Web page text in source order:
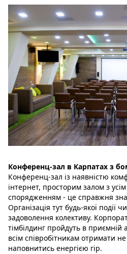
Конференц-зал в Карпатах з
Конференц-зал із наявністю
інтернет, просторим залом з
спорядженням - це справжня
Організація тут будь-якої події
задоволення колективу.
тімбілдинг пройдуть в приємній
всім співробітникам отримати
наповнитись енергією гір.